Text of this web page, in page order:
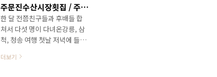
주문진수산시장횟집 / 주문진 해송횟집
한 달 전쯤친구들과 후배들 합
쳐서 다섯 명이 다녀온강릉, 삼
척, 청송 여행 첫날 저녁에 들렸
에 들려 아주 맛있게 잘 먹었다
더보기